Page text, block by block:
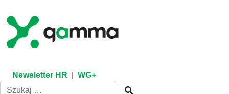
content
Newsletter HR WG+